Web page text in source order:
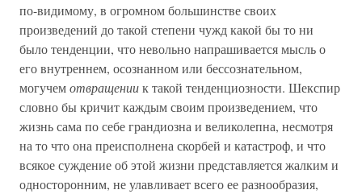
по-видимому, в огромном большинстве своих
произведений до такой степени чужд какой бы то ни
было тенденции, что невольно напрашивается мысль о
его внутреннем, осознанном или бессознательном,
могучемотвращениик такой тенденциозности. Шекспир
словно бы кричит каждым своим произведением, что
жизнь сама по себе грандиозна и великолепна, несмотря
на то что она преисполнена скорбей и катастроф, и что
всякое суждение об этой жизни представляется жалким и
односторонним, не улавливает всего ее разнообразия,